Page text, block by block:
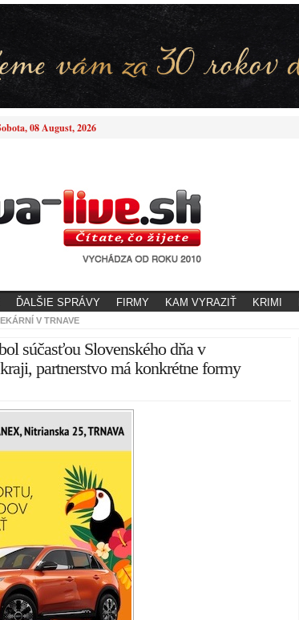
08 August, 2026
ĎALŠIE SPRÁVY FIRMY KAM VYRAZIŤ KRIMI
V TRNAVE
súčasťou Slovenského dňa v
partnerstvo má konkrétne formy